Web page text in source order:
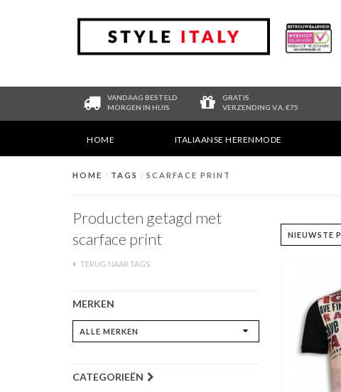
VANDAAG BESTELD
MORGEN IN HUIS
GRATIS
VERZENDING V.A. €75
HOME ITALIAANSE HERENMODE
HOME / TAGS / SCARFACE PRINT
Producten getagd met
scarface print
TERUG NAAR TAGS
MERKEN
CATEGORIEËN